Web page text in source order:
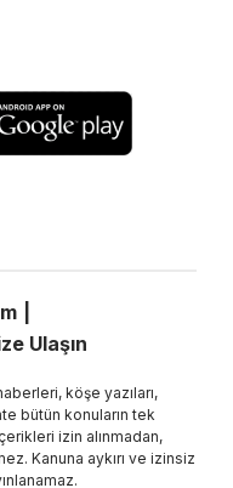
Ulaşın
köşe yazıları,
bütün konuların tek
izin alınmadan,
Kanuna aykırı ve izinsiz